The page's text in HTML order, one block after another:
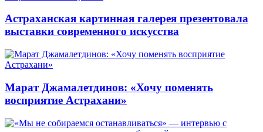
Астраханская картинная галерея презентовала
выставки современного искусства
Марат Джамалетдинов: «Хочу поменять
восприятие Астрахани»